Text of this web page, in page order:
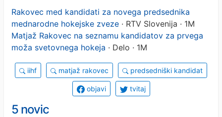
Rakovec med kandidati za novega predsednika
mednarodne hokejske zveze · RTV Slovenija · 1M
Matjaž Rakovec na seznamu kandidatov za prvega
moža svetovnega hokeja · Delo · 1M
iihf matjaž rakovec predsedniški kandidat
objavi tvitaj
5 novic